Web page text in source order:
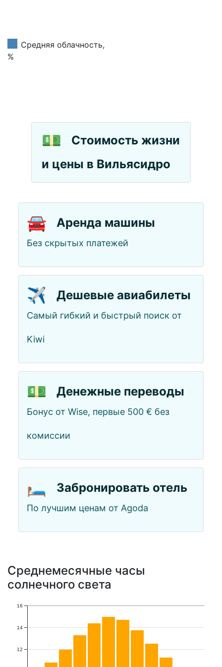
Средняя облачность,
%
💵
Стоимость жизни
и цены в Вильясидро
🚘 Аренда машины
Без скрытых платежей
✈️ Дешевые авиабилеты
Самый гибкий и быстрый поиск от
Kiwi
💵 Денежные переводы
Бонус от Wise, первые 500 € без
комиссии
🛏️ Забронировать отель
По лучшим ценам от Agoda
Среднемесячные часы
солнечного света
12
14
16